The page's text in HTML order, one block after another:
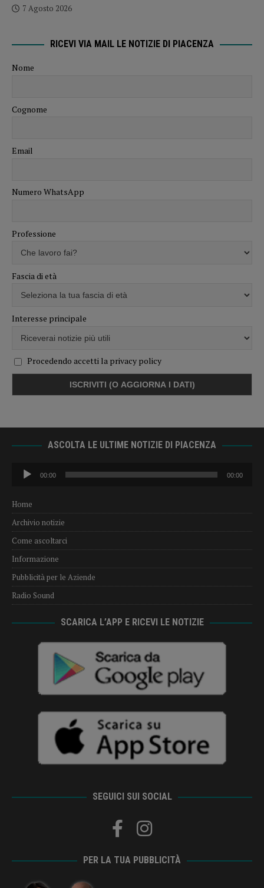
7 Agosto 2026
RICEVI VIA MAIL LE NOTIZIE DI PIACENZA
Nome
Cognome
Email
Numero WhatsApp
Professione
Fascia di età
Interesse principale
Procedendo accetti la privacy policy
ASCOLTA LE ULTIME NOTIZIE DI PIACENZA
Audio
Player
00:00 00:00
Home
Archivio notizie
Come ascoltarci
Informazione
Pubblicità per le Aziende
Radio Sound
SCARICA L’APP E RICEVI LE NOTIZIE
SEGUICI SUI SOCIAL
PER LA TUA PUBBLICITÀ